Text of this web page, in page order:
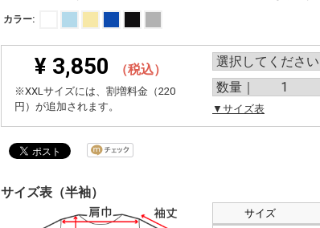
カラー:
¥ 3,850 （税込）
※XXLサイズには、割増料金（220
円）が追加されます。
▼サイズ表
サイズ表（半袖）
サイズ